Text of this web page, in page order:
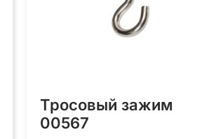
Тросовый зажим
00567